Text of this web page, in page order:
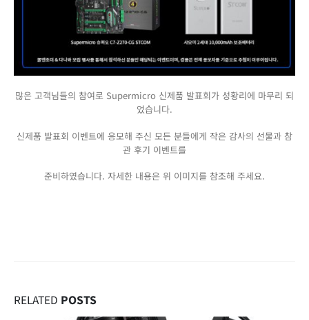
많은 고객님들의 참여로 Supermicro 신제품 발표회가 성황리에 마무리 되
었습니다.
신제품 발표회 이벤트에 응모해 주신 모든 분들에게 작은 감사의 선물과 참
관 후기 이벤트를
준비하였습니다. 자세한 내용은 위 이미지를 참조해 주세요.
RELATED POSTS